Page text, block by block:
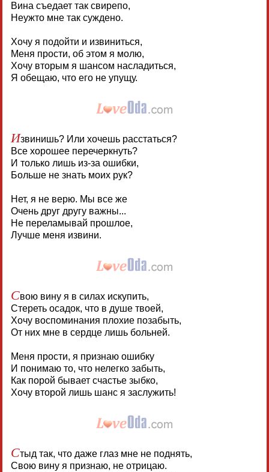
Вина съедает так свирепо,
Неужто мне так суждено.
Хочу я подойти и извиниться,
Меня прости, об этом я молю,
Хочу вторым я шансом насладиться,
Я обещаю, что его не упущу.
Извинишь? Или хочешь расстаться?
Все хорошее перечеркнуть?
И только лишь из-за ошибки,
Больше не знать моих рук?
Нет, я не верю. Мы все же
Очень друг другу важны...
Не переламывай прошлое,
Лучше меня извини.
Свою вину я в силах искупить,
Стереть осадок, что в душе твоей,
Хочу воспоминания плохие позабыть,
От них мне в сердце лишь больней.
Меня прости, я признаю ошибку
И понимаю то, что нелегко забыть,
Как порой бывает счастье зыбко,
Хочу второй лишь шанс я заслужить!
Стыд так, что даже глаз мне не поднять,
Свою вину я признаю, не отрицаю.